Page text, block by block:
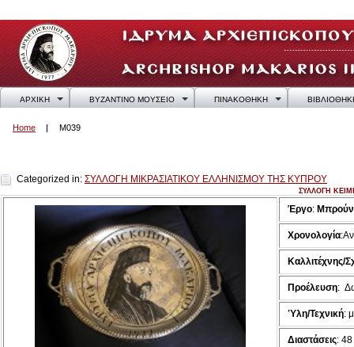
ΑΡΧΙΚΗ ΒΥΖΑΝΤΙΝΟ ΜΟΥΣΕΙΟ ΠΙΝΑΚΟΘΗΚΗ
Home M039
Categorized in: ΣΥΛΛΟΓΗ ΜΙΚΡΑΣΙΑΤΙΚΟΥ ΕΛΛΗΝΙΣΜΟΥ ΤΗΣ ΚΥΠΡΟΥ
ΣΥΛΛΟΓΗ
Έργο:
Χρονολογία:
Καλλιτέχνης/
Προέλευση:
Ύλη/Τεχνική:
Διαστάσεις: